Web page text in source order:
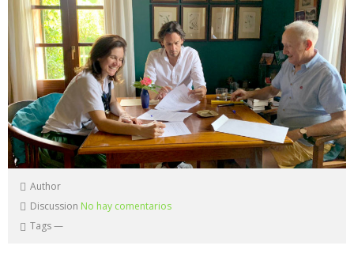
Author
Discussion No hay comentarios
Tags—